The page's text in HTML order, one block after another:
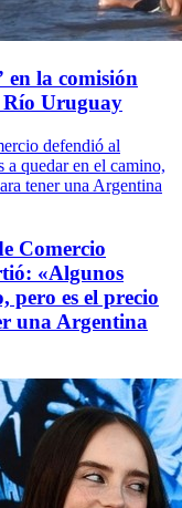
la comisión
Uruguay
Comercio
«Algunos
pero es el precio
una Argentina